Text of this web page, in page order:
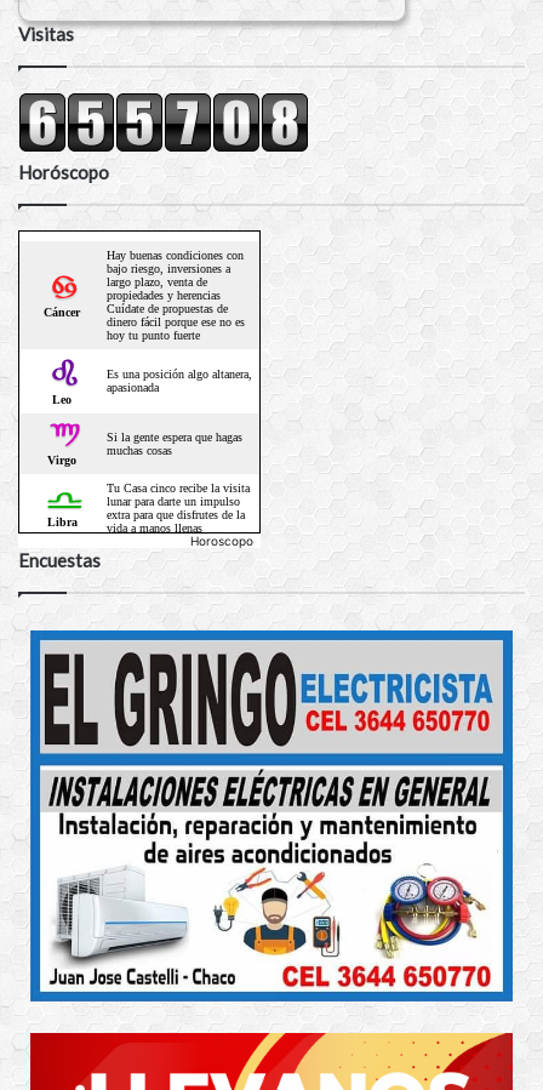
Visitas
Horóscopo
Horoscopo
Encuestas